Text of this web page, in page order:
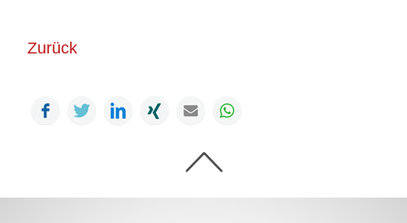
Zurück
Facebook
Twitter LinkedIn
Xing Mail